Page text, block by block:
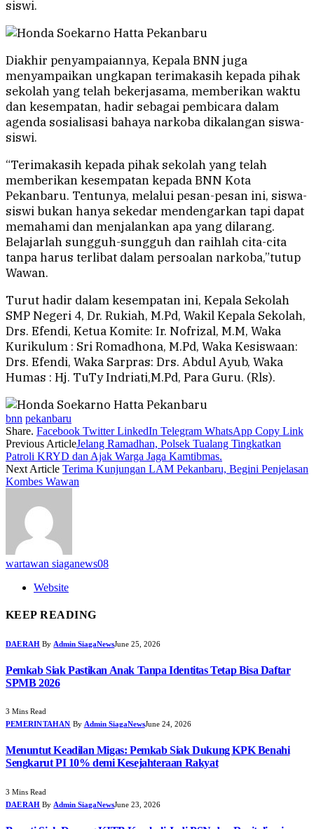
siswi.
Diakhir penyampaiannya, Kepala BNN juga
menyampaikan ungkapan terimakasih kepada pihak
sekolah yang telah bekerjasama, memberikan waktu
dan kesempatan, hadir sebagai pembicara dalam
agenda sosialisasi bahaya narkoba dikalangan siswa-
siswi.
“Terimakasih kepada pihak sekolah yang telah
memberikan kesempatan kepada BNN Kota
Pekanbaru. Tentunya, melalui pesan-pesan ini, siswa-
siswi bukan hanya sekedar mendengarkan tapi dapat
memahami dan menjalankan apa yang dilarang.
Belajarlah sungguh-sungguh dan raihlah cita-cita
tanpa harus terlibat dalam persoalan narkoba,”tutup
Wawan.
Turut hadir dalam kesempatan ini, Kepala Sekolah
SMP Negeri 4, Dr. Rukiah, M.Pd, Wakil Kepala Sekolah,
Drs. Efendi, Ketua Komite: Ir. Nofrizal, M.M, Waka
Kurikulum : Sri Romadhona, M.Pd, Waka Kesiswaan:
Drs. Efendi, Waka Sarpras: Drs. Abdul Ayub, Waka
Humas : Hj. TuTy Indriati,M.Pd, Para Guru. (Rls).
bnn pekanbaru
Share. Facebook Twitter LinkedIn Telegram WhatsApp Copy Link
Previous ArticleJelang Ramadhan, Polsek Tualang Tingkatkan
Patroli KRYD dan Ajak Warga Jaga Kamtibmas.
Next Article Terima Kunjungan LAM Pekanbaru, Begini Penjelasan
Kombes Wawan
wartawan siaganews08
Website
KEEP READING
DAERAH By Admin SiagaNewsJune 25, 2026
Pemkab Siak Pastikan Anak Tanpa Identitas Tetap Bisa Daftar
SPMB 2026
3 Mins Read
PEMERINTAHAN By Admin SiagaNewsJune 24, 2026
Menuntut Keadilan Migas: Pemkab Siak Dukung KPK Benahi
Sengkarut PI 10% demi Kesejahteraan Rakyat
3 Mins Read
DAERAH By Admin SiagaNewsJune 23, 2026